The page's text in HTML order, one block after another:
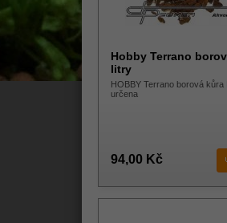
Hobby Terrano
litry
HOBBY Terrano borová kůra
určena
94,00 Kč